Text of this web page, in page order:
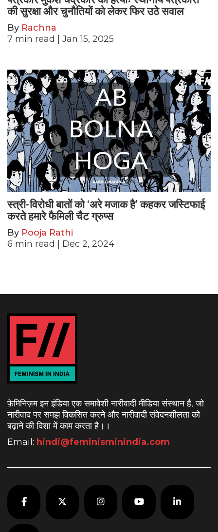
की सुरक्षा और चुनौतियों को लेकर फिर उठे सवाल
By Rachna
7 min read | Jan 15, 2025
स्त्री-विरोधी बातों को ‘अरे मजाक है’ कहकर जस्टिफाई
करते हमारे फैमिली चैट ग्रुप्स
By Pooja Rathi
6 min read | Dec 2, 2024
फ़ेमिनिज़म इन इंडिया एक समावेशी नारीवादी मीडिया संस्थान है, जो
नारीवाद पर समझ विकसित करने और नारीवादी संवेदनशीलता को
बढ़ाने की दिशा में काम करता है। ।
Email: hindi@feminisminindia.com